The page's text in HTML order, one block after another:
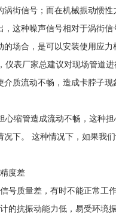
涡街信号；而在机械振动惯
，这种噪声信号相对于涡街
场合，是可以安装使用应力
表厂家总建议对现场管道
介质流动不畅，造成卡脖子
缩管造成流动不畅，这种
况下。 这种情况下，如果我
度差
号质量差，有时不能正常工
的抗振动能力低，易受环境